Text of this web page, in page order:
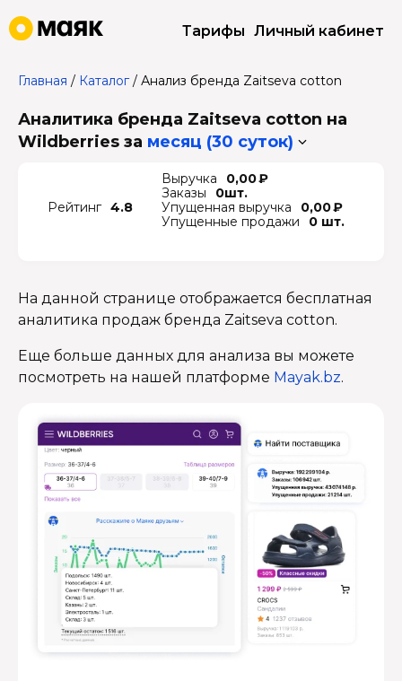
Тарифы Личный кабинет
Главная / Каталог/ Анализ бренда Zaitseva cotton
Аналитика бренда Zaitseva cotton на
Wildberries за месяц (30 суток)
Рейтинг 4.8
Выручка
0,00 ₽
Заказы
0шт.
Упущенная выручка
0,00 ₽
Упущенные продажи
0 шт.
На данной странице отображается бесплатная
аналитика продаж бренда Zaitseva cotton.
Еще больше данных для анализа вы можете
посмотреть на нашей платформе Mayak.bz.